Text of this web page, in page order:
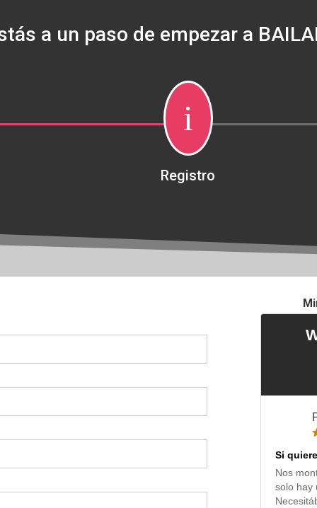
a un paso de empezar a
i
Registro
Si
Nos
solo hay